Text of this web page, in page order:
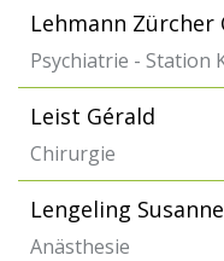
Lehmann Zürcher
Psychiatrie -
Leist Gérald
Chirurgie
Lengeling Susanne
Anästhesie